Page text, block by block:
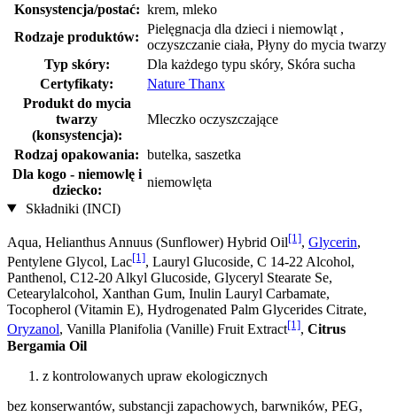
Konsystencja/postać: krem, mleko
Rodzaje produktów:
Pielęgnacja dla dzieci i niemowląt ,
oczyszczanie ciała, Płyny do mycia twarzy
Typ skóry:
Dla każdego typu skóry, Skóra sucha
Certyfikaty:
Nature Thanx
Produkt do mycia
twarzy
(konsystencja):
Mleczko oczyszczające
Rodzaj opakowania: butelka, saszetka
Dla kogo - niemowlę i
dziecko:
niemowlęta
Składniki (INCI)
Aqua, Helianthus Annuus (Sunflower) Hybrid Oil[1], Glycerin,
Pentylene Glycol, Lac[1], Lauryl Glucoside, C 14-22 Alcohol,
Panthenol, C12-20 Alkyl Glucoside, Glyceryl Stearate Se,
Cetearylalcohol, Xanthan Gum, Inulin Lauryl Carbamate,
Tocopherol (Vitamin E), Hydrogenated Palm Glycerides Citrate,
Oryzanol, Vanilla Planifolia (Vanille) Fruit Extract[1], Citrus
Bergamia Oil
z kontrolowanych upraw ekologicznych
bez konserwantów, substancji zapachowych, barwników, PEG,